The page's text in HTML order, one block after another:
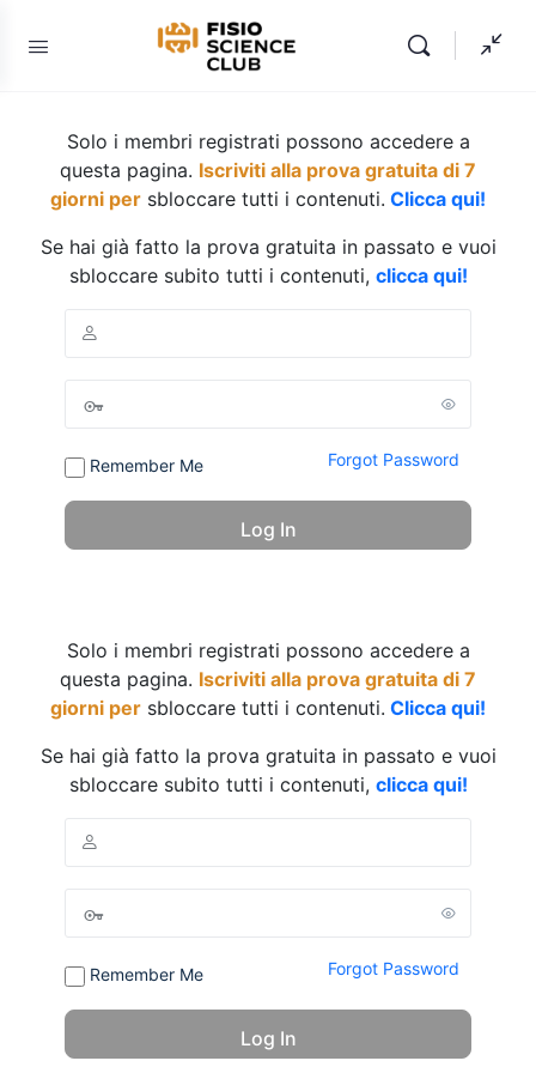
Solo i membri registrati possono accedere a
questa pagina. Iscriviti alla prova gratuita di 7
giorni per sbloccare tutti i contenuti. Clicca qui!
Se hai già fatto la prova gratuita in passato e vuoi
sbloccare subito tutti i contenuti, clicca qui!
Remember Me Forgot Password
Solo i membri registrati possono accedere a
questa pagina. Iscriviti alla prova gratuita di 7
giorni per sbloccare tutti i contenuti. Clicca qui!
Se hai già fatto la prova gratuita in passato e vuoi
sbloccare subito tutti i contenuti, clicca qui!
Remember Me Forgot Password